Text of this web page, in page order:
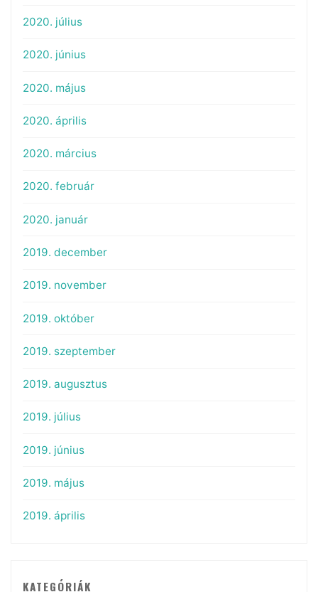
2020. július
2020. június
2020. május
2020. április
2020. március
2020. február
2020. január
2019. december
2019. november
2019. október
2019. szeptember
2019. augusztus
2019. július
2019. június
2019. május
2019. április
KATEGÓRIÁK